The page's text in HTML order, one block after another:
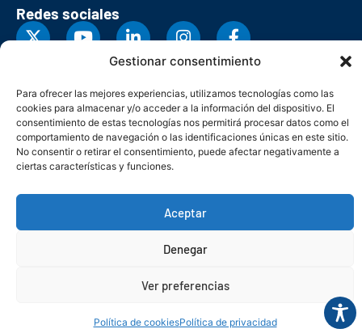
Gestionar consentimiento
Para ofrecer las mejores experiencias, utilizamos tecnologías como las
cookies para almacenar y/o acceder a la información del dispositivo. El
consentimiento de estas tecnologías nos permitirá procesar datos como el
comportamiento de navegación o las identificaciones únicas en este sitio.
No consentir o retirar el consentimiento, puede afectar negativamente a
ciertas características y funciones.
Aceptar
Denegar
Ver preferencias
Política de cookiesPolítica de privacidad
Redes sociales
© Copyright 2026. Federación Asturiana de Empresarios
Política de cookies